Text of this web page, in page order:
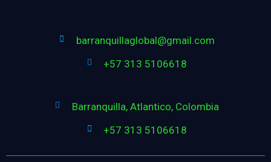
barranquillaglobal@gmail.com
+57 313 5106618
Barranquilla, Atlantico, Colombia
+57 313 5106618